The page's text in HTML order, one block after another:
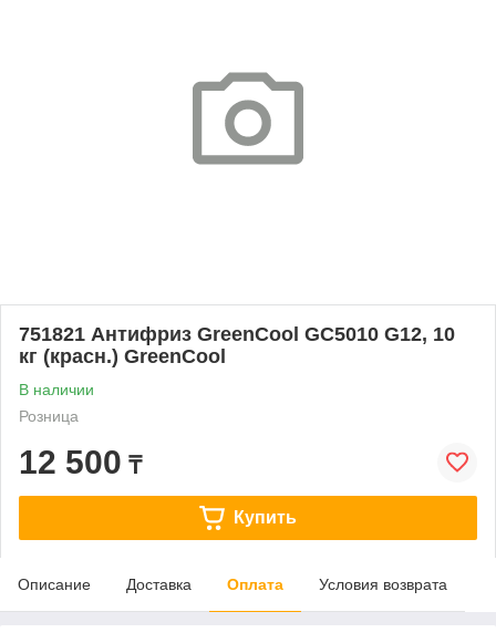
751821 Антифриз GreenCool GC5010 G12, 10
кг (красн.) GreenCool
В наличии
Розница
12 500 ₸
Купить
Описание Доставка Оплата Условия возврата